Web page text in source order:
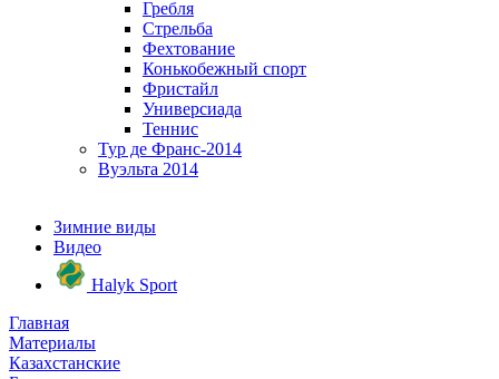
Гребля
Стрельба
Фехтование
Конькобежный спорт
Фристайл
Универсиада
Теннис
Тур де Франс-2014
Вуэльта 2014
Зимние виды
Видео
Halyk Sport
Главная
Материалы
Казахстанские